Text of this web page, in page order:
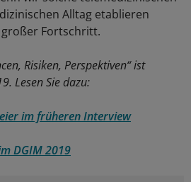
Alltag etablieren
Fortschritt.
Risiken, Perspektiven“ ist
Lesen Sie dazu:
im früheren Interview
DGIM 2019